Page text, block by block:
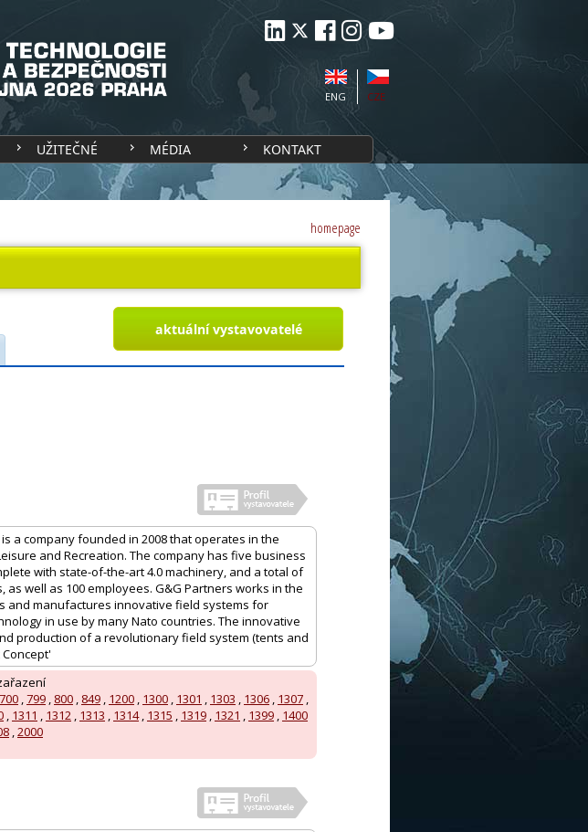
CZE
ENG
UŽITEČNÉ MÉDIA KONTAKT
homepage
aktuální vystavovatelé
a company founded in 2008 that operates in the
and Recreation. The company has five business
with state-of-the-art 4.0 machinery, and a total of
well as 100 employees. G&G Partners works in the
and manufactures innovative field systems for
in use by many Nato countries. The innovative
production of a revolutionary field system (tents and
700 ,799 , 800 , 849 , 1200 , 1300 , 1301 , 1303 , 1306 , 1307 ,
, 1311 , 1312 , 1313 , 1314, 1315 , 1319 , 1321 , 1399 , 1400
,2000